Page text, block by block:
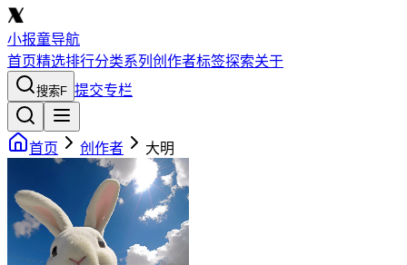
小报童导航
首页精选排行分类系列 创作者标签探索关于
搜索F 提交专栏
首页 创作者 大明